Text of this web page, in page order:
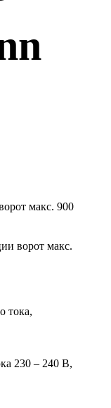
макс. 900
ворот макс.
тока,
230 – 240 В,